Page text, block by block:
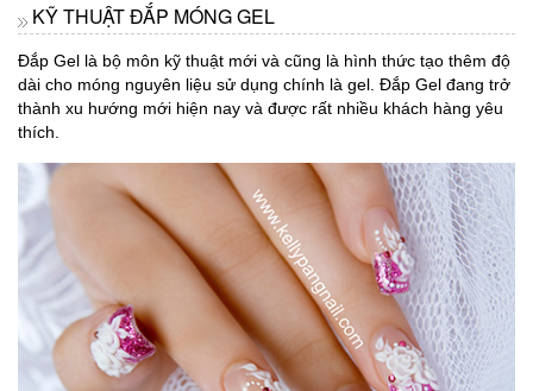
KỸ THUẬT ĐẮP MÓNG GEL
Đắp Gel là bộ môn kỹ thuật mới và cũng là hình thức tạo thêm độ
dài cho móng nguyên liệu sử dụng chính là gel. Đắp Gel đang trở
thành xu hướng mới hiện nay và được rất nhiều khách hàng yêu
thích.